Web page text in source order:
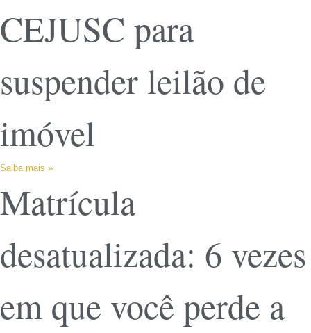
CEJUSC para
suspender leilão de
imóvel
Saiba mais »
Matrícula
desatualizada: 6 vezes
em que você perde a